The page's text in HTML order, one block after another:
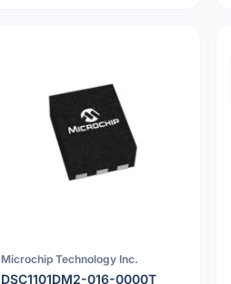
Microchip Technology Inc.
DSC1101DM2-016-0000T